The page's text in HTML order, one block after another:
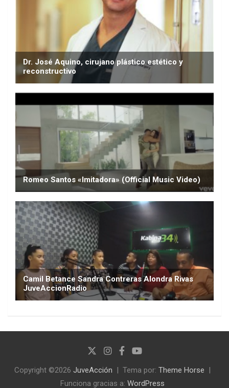
Copyright ©2026 JuveAcción Tema por: Theme Horse
Funciona gracias a: WordPress